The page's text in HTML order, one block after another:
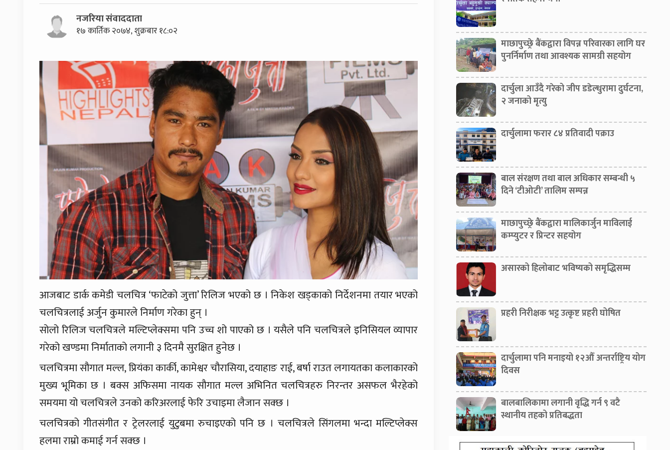
नजरिया संवाददाता
१७ कार्तिक २०७४, शुक्रबार १८:०२
आजबाट डार्क कमेडी चलचित्र ‘फाटेको जुत्ता’ रिलिज भएको छ । निकेश खड्काको निर्देशनमा तयार भएको
चलचित्रलाई अर्जुन कुमारले निर्माण गरेका हुन् ।
सोलो रिलिज चलचित्रले मल्टिप्लेक्समा पनि उच्च शो पाएको छ । यसैले पनि चलचित्रले इनिसियल व्यापार
गरेको खण्डमा निर्माताको लगानी ३ दिनमै सुरक्षित हुनेछ ।
चलचित्रमा सौगात मल्ल, प्रियंका कार्की, कामेश्वर चौरासिया, दयाहाङ राई, बर्षा राउत लगायतका कलाकारको
मुख्य भूमिका छ । बक्स अफिसमा नायक सौगात मल्ल अभिनित चलचित्रहरु निरन्तर असफल भैरहेको
समयमा यो चलचित्रले उनको करिअरलाई फेरि उचाइमा लैजान सक्छ ।
चलचित्रको गीतसंगीत र ट्रेलरलाई युटुबमा रुचाइएको पनि छ । चलचित्रले सिंगलमा भन्दा मल्टिप्लेक्स
हलमा राम्रो कमाई गर्न सक्छ ।
माछापुच्छ्रे बैंकद्वारा विपन्न परिवारका लागि घर
पुनर्निर्माण तथा आवश्यक सामग्री सहयोग
दार्चुला आउँदै गरेको जीप डडेल्धुरामा दुर्घटना,
२ जनाको मृत्यु
दार्चुलामा फरार ८४ प्रतिवादी पक्राउ
बाल संरक्षण तथा बाल अधिकार सम्बन्धी ५
दिने ‘टीओटी’ तालिम सम्पन्न
माछापुच्छ्रे बैंकद्वारा मालिकार्जुन माविलाई
कम्प्युटर र प्रिन्टर सहयोग
असारको हिलोबाट भविष्यको समृद्धिसम्म
प्रहरी निरीक्षक भट्ट उत्कृष्ट प्रहरी घोषित
दार्चुलामा पनि मनाइयो १२औँ अन्तर्राष्ट्रिय योग
दिवस
बालबालिकामा लगानी वृद्धि गर्न ९ वटै
स्थानीय तहको प्रतिबद्धता